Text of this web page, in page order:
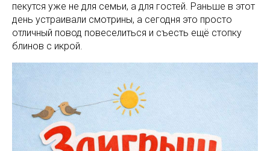
пекутся уже не для семьи, а для гостей. Раньше в этот
день устраивали смотрины, а сегодня это просто
отличный повод повеселиться и съесть ещё стопку
блинов с икрой.